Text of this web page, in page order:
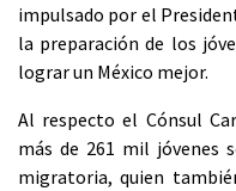
impulsado por el
la preparación de los
lograr un México mejor.
Al respecto el Cónsul
más de 261 mil jóvenes
migratoria, quien